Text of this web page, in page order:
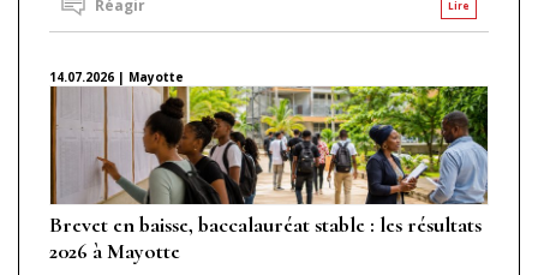
Lire
Réagir
14.07.2026 | Mayotte
Brevet en baisse, baccalauréat stable : les résultats
2026 à Mayotte